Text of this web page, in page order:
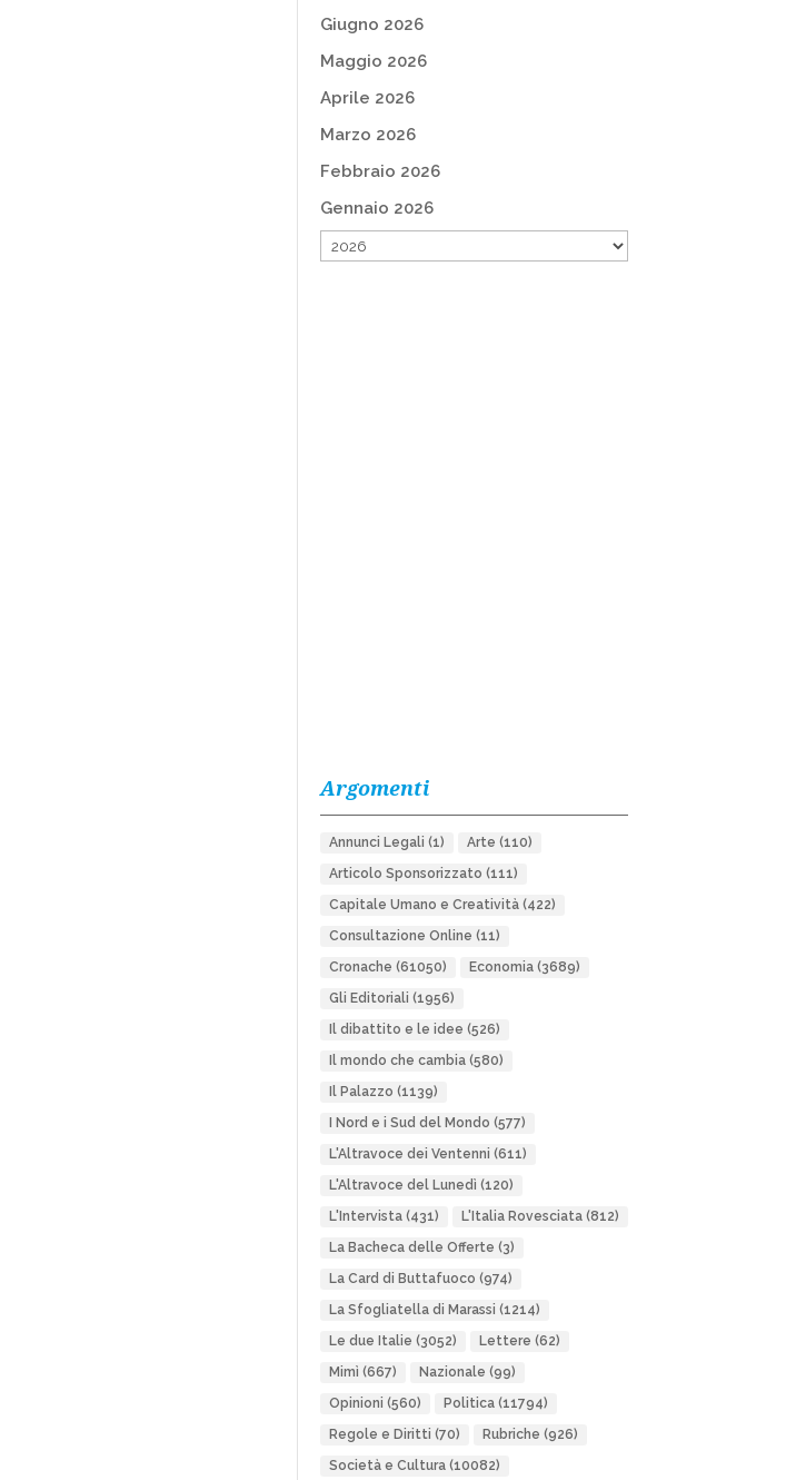
Giugno 2026
Maggio 2026
Aprile 2026
Marzo 2026
Febbraio 2026
Gennaio 2026
Argomenti
Annunci Legali (1) Arte (110)
Articolo Sponsorizzato (111)
Capitale Umano e Creatività(422)
Consultazione Online (11)
Cronache (61050) Economia(3689)
Gli Editoriali (1956)
Il dibattito e le idee (526)
Il mondo che cambia(580)
Il Palazzo (1139)
I Nord e i Sud del Mondo (577)
L'Altravoce dei Ventenni (611)
L'Altravoce del Lunedì (120)
L'Intervista(431) L'Italia Rovesciata(812)
La Bacheca delle Offerte (3)
La Card di Buttafuoco (974)
La Sfogliatella di Marassi (1214)
Le due Italie (3052) Lettere (62)
Mimì (667) Nazionale (99)
Opinioni (560) Politica(11794)
Regole e Diritti (70) Rubriche (926)
Società e Cultura(10082)